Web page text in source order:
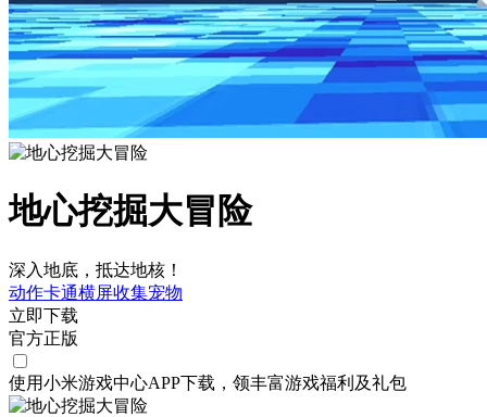
地心挖掘大冒险
深入地底，抵达地核！
动作卡通横屏收集宠物
立即下载
官方正版
使用小米游戏中心APP下载 ，领丰富游戏福利 及礼包